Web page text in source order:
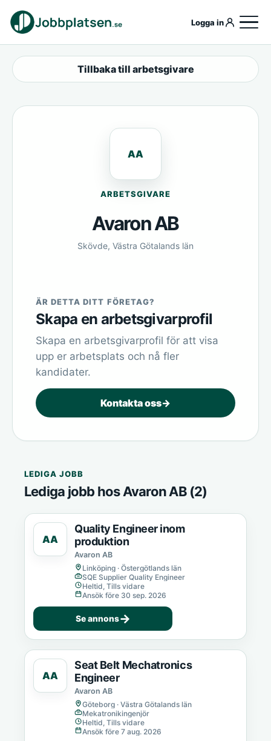
Logga in
Tillbaka till arbetsgivare
AA
ARBETSGIVARE
Avaron AB
Skövde, Västra Götalands län
ÄR DETTA DITT FÖRETAG?
Skapa en arbetsgivarprofil
Skapa en arbetsgivarprofil för att visa
upp er arbetsplats och nå fler
kandidater.
Kontakta oss→
LEDIGA JOBB
Lediga jobb hos Avaron AB (2)
AA
Quality Engineer inom
produktion
Avaron AB
Linköping · Östergötlands län
SQE Supplier Quality Engineer
Heltid, Tills vidare
Ansök före 30 sep. 2026
Se annons→
AA
Seat Belt Mechatronics
Engineer
Avaron AB
Göteborg · Västra Götalands län
Mekatronikingenjör
Heltid, Tills vidare
Ansök före 7 aug. 2026